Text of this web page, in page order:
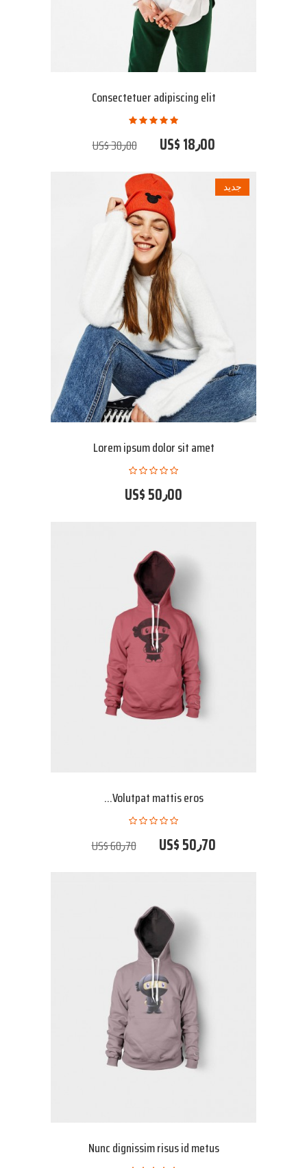
Consectetuer adipiscing elit
US$ 18٫00 US$ 30٫00
جديد
Lorem ipsum dolor sit amet
US$ 50٫00
Volutpat mattis eros...
US$ 50٫70 US$ 60٫70
Nunc dignissim risus id metus